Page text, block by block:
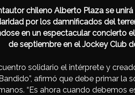
chileno Alberto Plaza se unirá
por los damnificados del
en un espectacular concierto
de septiembre en el Jockey Club
solidario el intérprete y
afirmó que debe primar la
“Es ahora cuando debemos